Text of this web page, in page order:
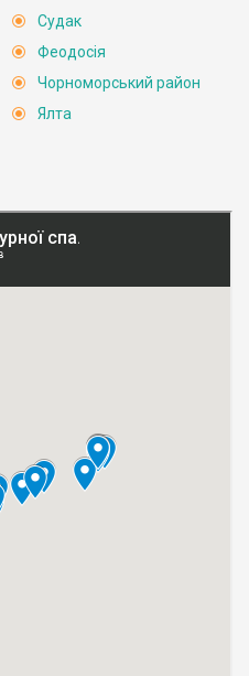
Судак
Феодосія
Чорноморський район
Ялта